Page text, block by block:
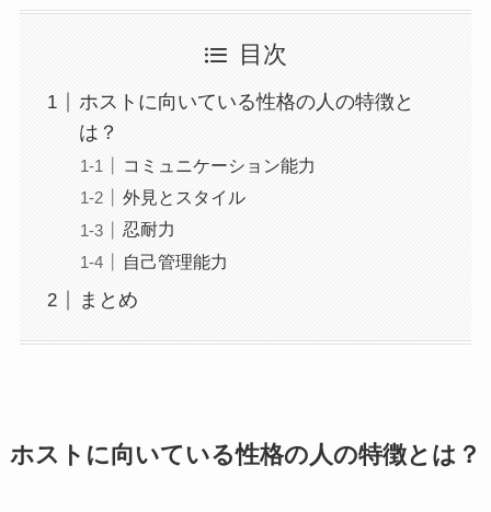
目次
ホストに向いている性格の人の特徴と
は？
コミュニケーション能力
外見とスタイル
忍耐力
自己管理能力
まとめ
ホストに向いている性格の人の特徴とは？